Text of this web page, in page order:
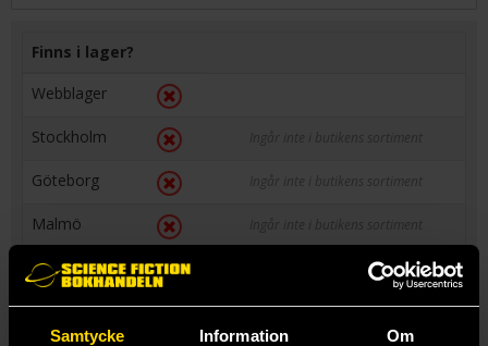
Samtycke Information Om
Finns i lager?
Webblager
Stockholm Ingår inte i butikens sortiment
Göteborg Ingår inte i butikens sortiment
Malmö Ingår inte i butikens sortiment
Linköping Ingår inte i butikens sortiment